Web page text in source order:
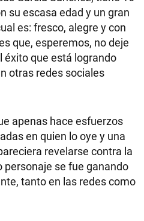
su escasa edad y un gran
es: fresco, alegre y con
que, esperemos, no deje
éxito que está logrando
otras redes sociales
apenas hace esfuerzos
en quien lo oye y una
revelarse contra la
se fue ganando
tanto en las redes como